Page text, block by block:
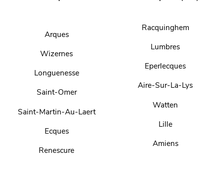
Arques
Wizernes
Longuenesse
Saint-Omer
Saint-Martin-Au-Laert
Ecques
Renescure
Racquinghem
Lumbres
Eperlecques
Aire-Sur-La-Lys
Watten
Lille
Amiens